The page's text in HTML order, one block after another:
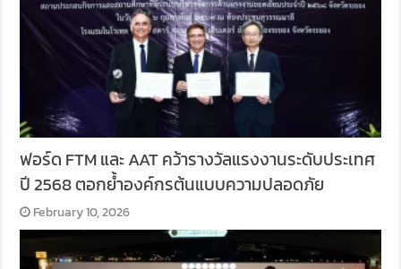
ฟอร์ด FTM และ AAT คว้ารางวัลแรงงานระดับประเทศ
ปี 2568 ตอกย้ำองค์กรต้นแบบความปลอดภัย
February 10, 2026